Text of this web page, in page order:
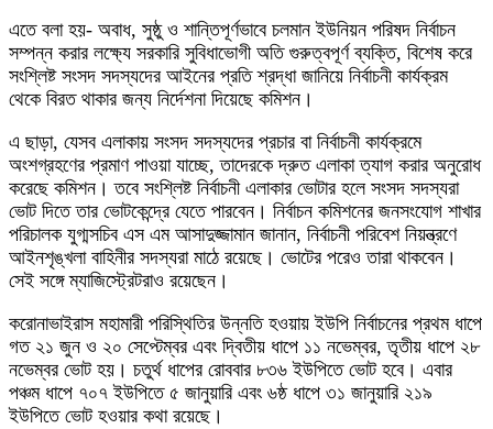
এতে বলা হয়- অবাধ, সুষ্ঠু ও শান্তিপূর্ণভাবে চলমান ইউনিয়ন পরিষদ নির্বাচন
সম্পন্ন করার লক্ষ্যে সরকারি সুবিধাভোগী অতি গুরুত্বপূর্ণ ব্যক্তি, বিশেষ করে
সংশ্লিষ্ট সংসদ সদস্যদের আইনের প্রতি শ্রদ্ধা জানিয়ে নির্বাচনী কার্যক্রম
থেকে বিরত থাকার জন্য নির্দেশনা দিয়েছে কমিশন।
এ ছাড়া, যেসব এলাকায় সংসদ সদস্যদের প্রচার বা নির্বাচনী কার্যক্রমে
অংশগ্রহণের প্রমাণ পাওয়া যাচ্ছে, তাদেরকে দ্রুত এলাকা ত্যাগ করার অনুরোধ
করেছে কমিশন। তবে সংশ্লিষ্ট নির্বাচনী এলাকার ভোটার হলে সংসদ সদস্যরা
ভোট দিতে তার ভোটকেন্দ্রে যেতে পারবেন। নির্বাচন কমিশনের জনসংযোগ শাখার
পরিচালক যুগ্মসচিব এস এম আসাদুজ্জামান জানান, নির্বাচনী পরিবেশ নিয়ন্ত্রণে
আইনশৃঙ্খলা বাহিনীর সদস্যরা মাঠে রয়েছে। ভোটের পরেও তারা থাকবেন।
সেই সঙ্গে ম্যাজিস্ট্রেটরাও রয়েছেন।
করোনাভাইরাস মহামারী পরিস্থিতির উন্নতি হওয়ায় ইউপি নির্বাচনের প্রথম ধাপে
গত ২১ জুন ও ২০ সেপ্টেম্বর এবং দ্বিতীয় ধাপে ১১ নভেম্বর, তৃতীয় ধাপে ২৮
নভেম্বর ভোট হয়। চতুর্থ ধাপের রোববার ৮৩৬ ইউপিতে ভোট হবে। এবার
পঞ্চম ধাপে ৭০৭ ইউপিতে ৫ জানুয়ারি এবং ৬ষ্ঠ ধাপে ৩১ জানুয়ারি ২১৯
ইউপিতে ভোট হওয়ার কথা রয়েছে।